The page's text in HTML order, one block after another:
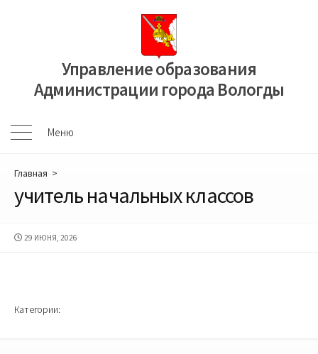
Управление образования
Администрации города Вологды
Меню
Меню
Главная >
учитель начальных классов
ДАТА
29 ИЮНЯ, 2026
Категории: